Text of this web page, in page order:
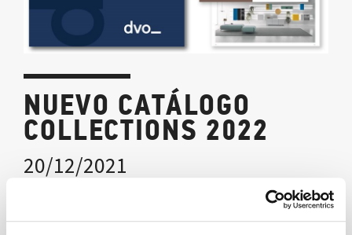
NUEVO CATÁLOGO
COLLECTIONS 2022
20/12/2021
COLLECTIONS 2022: fresco, actual y en sintonía con los